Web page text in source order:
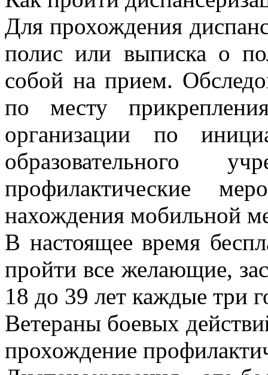
Для прохождения
полис или выписка о
собой на прием.
по месту
организации по
образовательного
профилактические
нахождения мобильной
В настоящее время
пройти все желающие,
18 до 39 лет каждые три
Ветераны боевых
прохождение